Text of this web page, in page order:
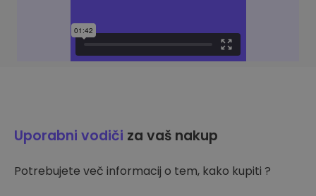
Uporabni vodiči za vaš nakup
Potrebujete več informacij o tem, kako kupiti ?